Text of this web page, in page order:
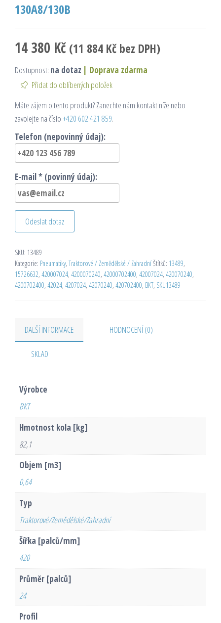
130A8/130B
14 380 Kč (11 884 Kč bez DPH)
Dostupnost: na dotaz | Doprava zdarma
Přidat do oblíbených položek
Máte zájem o tento produkt? Zanechte nám kontakt níže nebo
zavolejte na číslo+420 602 421 859.
Telefon (nepovinný údaj):
E-mail * (povinný údaj):
Odeslat dotaz
SKU: 13489
Kategorie: Pneumatiky, Traktorové / Zemědělské / ZahradníŠtítků: 13489,
15726632, 420007024, 4200070240, 42000702400, 42007024, 420070240,
4200702400, 42024, 4207024, 42070240, 420702400, BKT, SKU13489
DALŠÍ INFORMACE HODNOCENÍ (0)
SKLAD
Výrobce
BKT
Hmotnost kola [kg]
82,1
Objem [m3]
0,64
Typ
Traktorové/Zemědělské/Zahradní
Šířka [palců/mm]
420
Průměr [palců]
24
Profil